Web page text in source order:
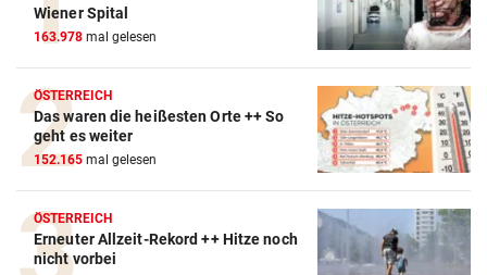
Wiener Spital
163.978 mal gelesen
ÖSTERREICH
Das waren die heißesten Orte ++ So
geht es weiter
152.165 mal gelesen
ÖSTERREICH
Erneuter Allzeit-Rekord ++ Hitze noch
nicht vorbei